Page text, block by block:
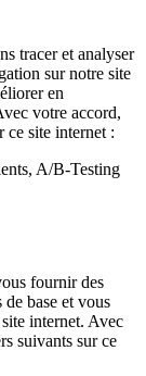
tracer et analyser
sur notre site
en
votre accord,
ce site internet :
A/B-Testing
fournir des
base et vous
internet. Avec
suivants sur ce